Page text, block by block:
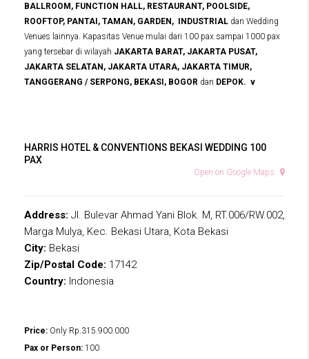
BALLROOM, FUNCTION HALL, RESTAURANT, POOLSIDE,
ROOFTOP, PANTAI, TAMAN, GARDEN, INDUSTRIAL dan Wedding
Venues lainnya. Kapasitas Venue mulai dari 100 pax sampai 1000 pax
yang tersebar di wilayah JAKARTA BARAT, JAKARTA PUSAT,
JAKARTA SELATAN, JAKARTA UTARA, JAKARTA TIMUR,
TANGGERANG / SERPONG, BEKASI, BOGOR dan DEPOK. v
HARRIS HOTEL & CONVENTIONS BEKASI WEDDING 100
PAX
Open on Google Maps
Address: Jl. Bulevar Ahmad Yani Blok. M, RT.006/RW.002,
Marga Mulya, Kec. Bekasi Utara, Kota Bekasi
City: Bekasi
Zip/Postal Code: 17142
Country: Indonesia
Price: Only Rp.315.900.000
Pax or Person: 100